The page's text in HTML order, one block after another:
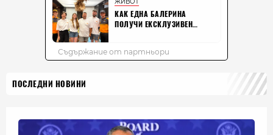
ПОСЛЕДНИ НОВИНИ